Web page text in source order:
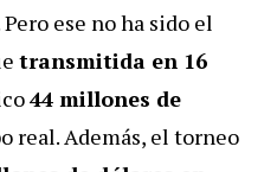
ese no ha sido el
transmitida en 16
44 millones de
real. Además, el torneo